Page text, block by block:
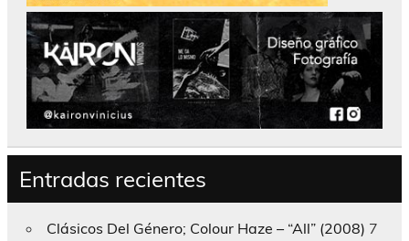
Entradas recientes
Clásicos Del Género; Colour Haze – “All” (2008) 7